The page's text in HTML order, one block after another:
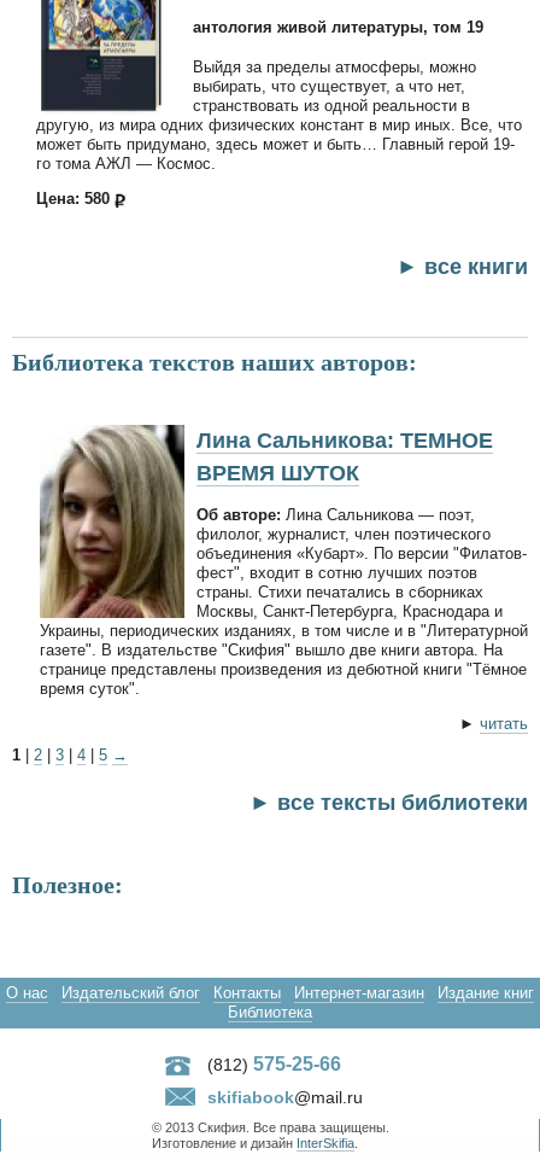
антология живой литературы, том 19
Выйдя за пределы атмосферы, можно
выбирать, что существует, а что нет,
странствовать из одной реальности в
другую, из мира одних физических констант в мир иных. Все, что
может быть придумано, здесь может и быть… Главный герой 19-
го тома АЖЛ — Космос.
Цена: 580
► все книги
Библиотека текстов наших авторов:
Лина Сальникова: ТЕМНОЕ
ВРЕМЯ ШУТОК
Об авторе: Лина Сальникова — поэт,
филолог, журналист, член поэтического
объединения «Кубарт». По версии "Филатов-
фест", входит в сотню лучших поэтов
страны. Стихи печатались в сборниках
Москвы, Санкт-Петербурга, Краснодара и
Украины, периодических изданиях, в том числе и в "Литературной
газете". В издательстве "Скифия" вышло две книги автора. На
странице представлены произведения из дебютной книги "Тёмное
время суток".
► читать
1
2 3 4 5 →
► все тексты библиотеки
Полезное:
О нас Издательский блог Контакты Интернет-магазин
Издание книг
Библиотека
(812) 575-25-66
skifiabook@mail.ru
© 2013 Скифия. Все права защищены.
Изготовление и дизайн InterSkifia.